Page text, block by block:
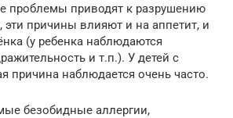
проблемы приводят к разрушению
эти причины влияют и на аппетит, и
(у ребенка наблюдаются
и т.п.). У детей с
причина наблюдается очень часто.
безобидные аллергии,